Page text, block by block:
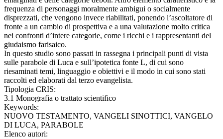
frequenza di personaggi moralmente ambigui o socialmente
disprezzati, che vengono invece riabilitati, ponendo l’ascoltatore di
fronte a un cambio di prospettiva e a una valutazione molto critica
nei confronti d’intere categorie, come i ricchi e i rappresentanti del
giudaismo farisaico.
In questo studio sono passati in rassegna i principali punti di vista
sulle parabole di Luca e sull’ipotetica fonte L, di cui sono
riesaminati temi, linguaggio e obiettivi e il modo in cui sono stati
raccolti ed elaborati dal terzo evangelista.
Tipologia CRIS:
3.1 Monografia o trattato scientifico
Keywords:
NUOVO TESTAMENTO, VANGELI SINOTTICI, VANGELO
DI LUCA, PARABOLE
Elenco autori: